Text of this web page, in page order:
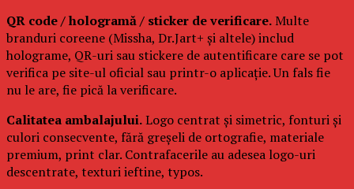
QR code / hologramă / sticker de verificare.Multe
branduri coreene (Missha, Dr.Jart+ și altele) includ
holograme, QR-uri sau stickere de autentificare care se pot
verifica pe site-ul oficial sau printr-o aplicație. Un fals fie
nu le are, fie pică la verificare.
Calitatea ambalajului.Logo centrat și simetric, fonturi și
culori consecvente, fără greșeli de ortografie, materiale
premium, print clar. Contrafacerile au adesea logo-uri
descentrate, texturi ieftine, typos.